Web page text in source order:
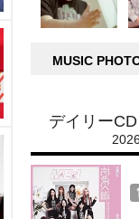
MUSIC
デイリー